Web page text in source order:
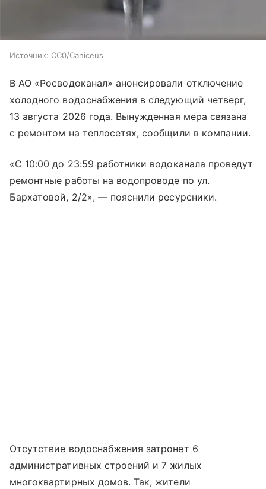
Источник: СС0/Caniceus
В АО «Росводоканал» анонсировали отключение
холодного водоснабжения в следующий четверг,
13 августа 2026 года. Вынужденная мера связана
с ремонтом на теплосетях, сообщили в компании.
«С 10:00 до 23:59 работники водоканала проведут
ремонтные работы на водопроводе по ул.
Бархатовой, 2/2», — пояснили ресурсники.
Отсутствие водоснабжения затронет 6
административных строений и 7 жилых
многоквартирных домов. Так, жители